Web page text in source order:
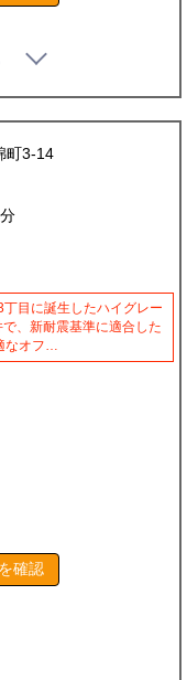
町3-14
目に誕生したハイグレー
、新耐震基準に適合した
なオフ…
確認